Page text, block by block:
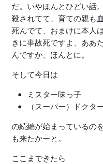
だ。いやほんとひどい話
殺されてて、育ての親も
死んでて、おまけに本人
きに事故死ですよ、ああ
んですか、ほんとに。
そして今日は
ミスター味っ子
（スーパー）ドクタ
の続編が始まっているの
も来たかーと。
ここまできたら